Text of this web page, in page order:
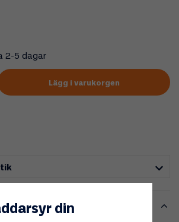
2-5 dagar
Lägg i varukorgen
din